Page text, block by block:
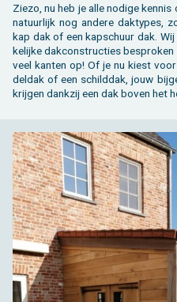
Ziezo, nu heb je alle no­di­ge
na­tuur­lijk nog an­de­re dak­ty­pes,
kap dak of een kap­schuur dak.
ke­lij­ke dak­con­struc­ties be­spro­ken
veel kan­ten op! Of je nu kiest
del­dak of een schild­dak, jouw
krij­gen dank­zij een dak boven het